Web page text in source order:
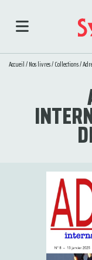
Accueil/Nos livres/Collections/